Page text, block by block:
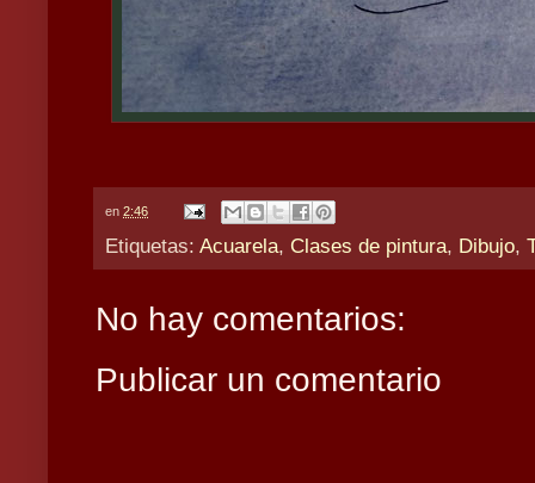
en 2:46
Etiquetas: Acuarela, Clases de pintura, Dibujo,
No hay comentarios:
Publicar un comentario